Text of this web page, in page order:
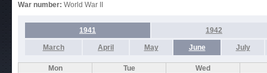
War number: World War II
1941 1942
March April May June July
Mon Tue
Wed